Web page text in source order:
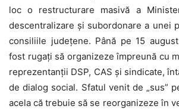
loc o restructurare masivă a
descentralizare și subordonare a unei
consiliile județene. Până pe 15
fost rugați să organizeze împreună cu
reprezentanții DSP, CAS și sindicate,
de dialog social. Sfatul venit de „sus”
acela că trebuie să se reorganizeze în